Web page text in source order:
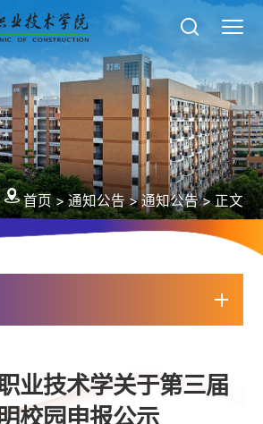
首页>通知公告>通知公告>正文
业技术学关于第三届
校园申报公示